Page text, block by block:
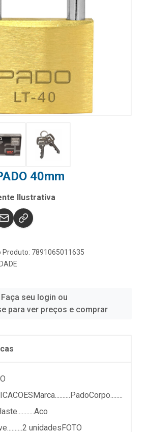
40mm
Ilustrativa
Produto: 7891065011635
Faça seu login ou
para ver preços e comprar
unidadesFOTO